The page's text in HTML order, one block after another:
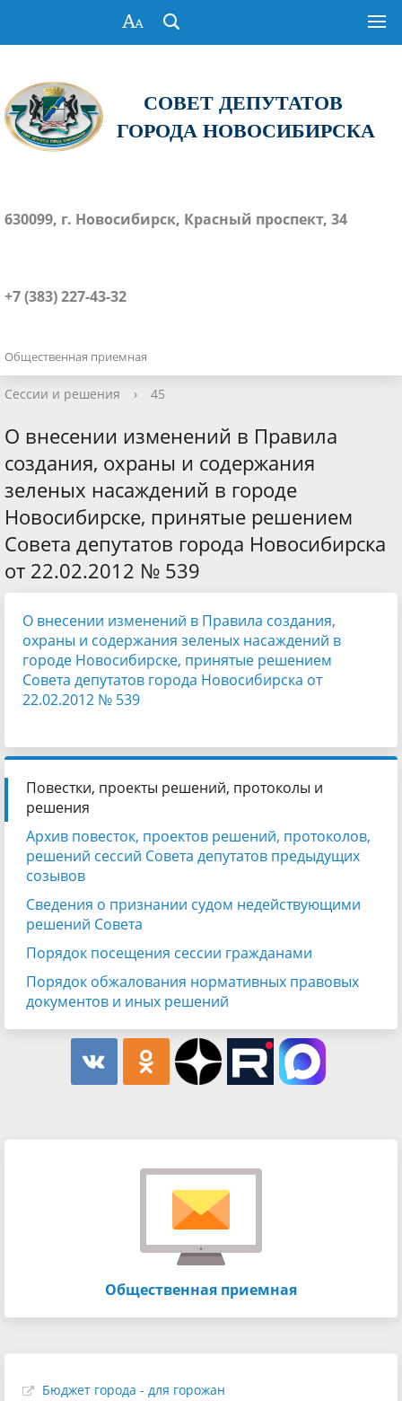
СОВЕТ ДЕПУТАТОВ
ГОРОДА НОВОСИБИРСКА
630099, г. Новосибирск, Красный проспект, 34
+7 (383) 227-43-32
Общественная приемная
Сессии и решения › 45
О внесении изменений в Правила
создания, охраны и содержания
зеленых насаждений в городе
Новосибирске, принятые решением
Совета депутатов города Новосибирска
от 22.02.2012 № 539
О внесении изменений в Правила создания,
охраны и содержания зеленых насаждений в
городе Новосибирске, принятые решением
Совета депутатов города Новосибирска от
22.02.2012 № 539
Повестки, проекты решений, протоколы и
решения
Архив повесток, проектов решений, протоколов,
решений сессий Совета депутатов предыдущих
созывов
Сведения о признании судом недействующими
решений Совета
Порядок посещения сессии гражданами
Порядок обжалования нормативных правовых
документов и иных решений
Общественная приемная
Бюджет города - для горожан